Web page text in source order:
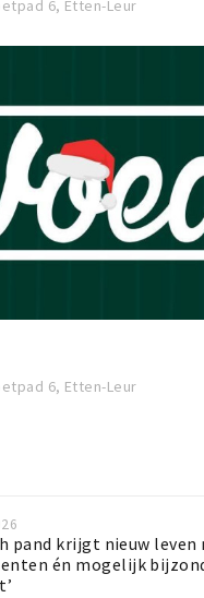
6, Etten-Leur
6, Etten-Leur
pand krijgt nieuw leven
én mogelijk